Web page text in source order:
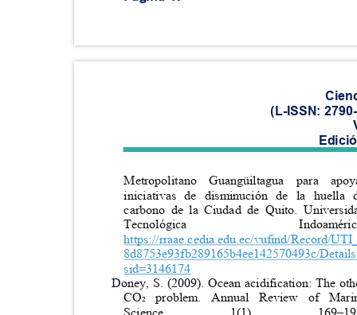
(L-ISSN:
Metropolitano Guangüiltagua para
iniciativas de disminución de la
carbono de la Ciudad de Quito.
Tecnológica
https://rraae.cedia.edu.ec/vufind/Record/
8d8753e93fb289165b4ee142570493c/
sid=3146174
Doney, S. (2009). Ocean acidification: The
CO₂ problem. Annual Review of
Science,
1(1), 169–